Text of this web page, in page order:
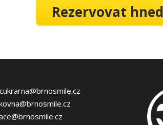
Rezervovat hned